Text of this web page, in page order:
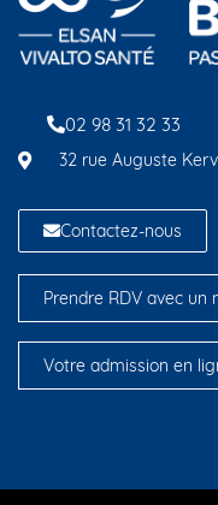
02 98 31 32 33
32 rue Auguste
Contactez-nous
Prendre RDV avec un
Votre admission en